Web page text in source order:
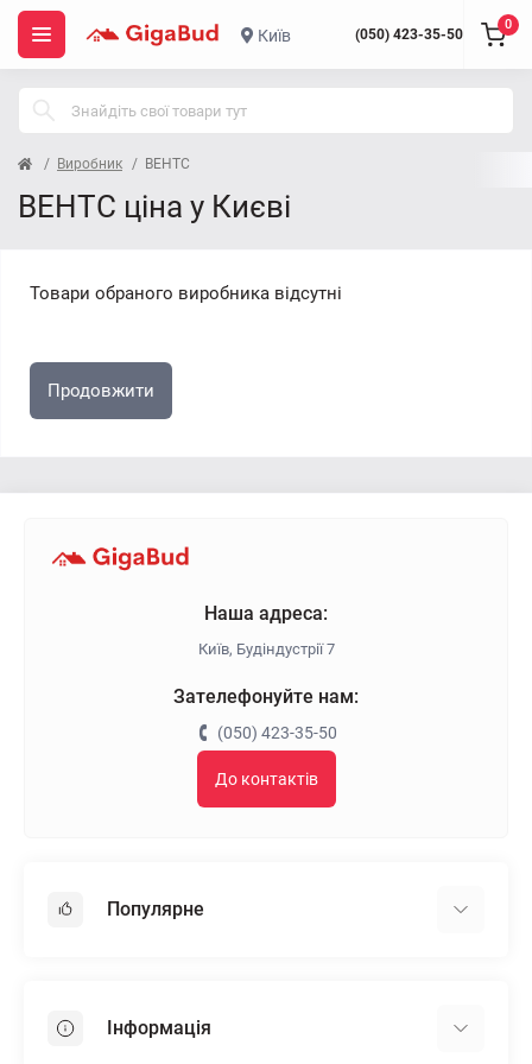
Київ (050) 423-35-50
0
Виробник ВЕНТС
ВЕНТС ціна у Києві
Товари обраного виробника відсутні
Продовжити
Наша адреса:
Київ, Будіндустрії 7
Зателефонуйте нам:
(050) 423-35-50
До контактів
Популярне
Пінопласт
Інформація